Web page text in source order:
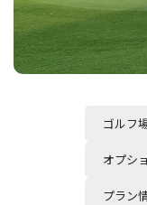
ゴルフ
オプシ
プラン